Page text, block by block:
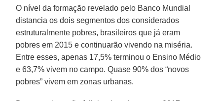
O nível da formação revelado pelo Banco Mundial
distancia os dois segmentos dos considerados
estruturalmente pobres, brasileiros que já eram
pobres em 2015 e continuarão vivendo na miséria.
Entre esses, apenas 17,5% terminou o Ensino Médio
e 63,7% vivem no campo. Quase 90% dos “novos
pobres” vivem em zonas urbanas.